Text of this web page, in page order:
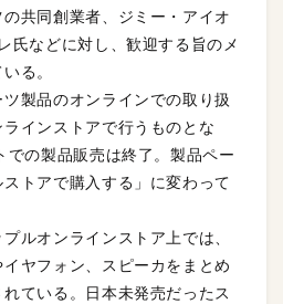
共同創業者、ジミー・アイオ
氏などに対し、歓迎する旨のメ
る。
製品のオンラインでの取り扱
インストアで行うものとな
での製品販売は終了。製品ペー
トアで購入する」に変わって
ルオンラインストア上では、
ヤフォン、スピーカをまとめ
ている。日本未発売だったス